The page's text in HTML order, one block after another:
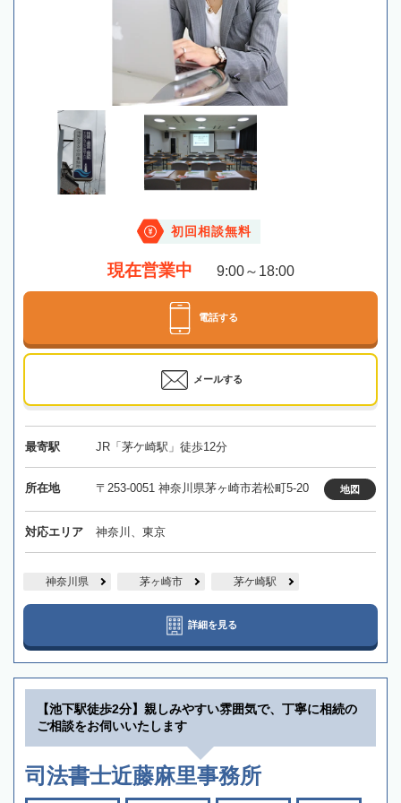
初回相談無料
現在営業中 9:00～18:00
電話する
メールする
最寄駅 JR「茅ケ崎駅」徒歩12分
所在地 〒253-0051 神奈川県茅ヶ崎市若松町5-20 地図
対応エリア 神奈川、東京
神奈川県 茅ヶ崎市 茅ケ崎駅
詳細を見る
【池下駅徒歩2分】親しみやすい雰囲気で、丁寧に相続の
ご相談をお伺いいたします
司法書士近藤麻里事務所